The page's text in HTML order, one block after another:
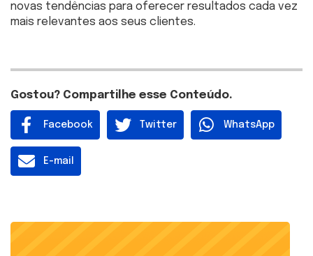
novas tendências para oferecer resultados cada vez
mais relevantes aos seus clientes.
Gostou? Compartilhe esse Conteúdo.
Facebook Twitter WhatsApp
E-mail